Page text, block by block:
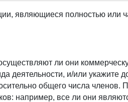
являющиеся полностью или
ли они
деятельности, и/или укажите
общего числа
например, все ли они